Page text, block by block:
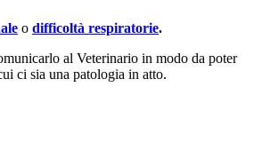
o difficoltà respiratorie.
al Veterinario in modo da poter
ci sia una patologia in atto.